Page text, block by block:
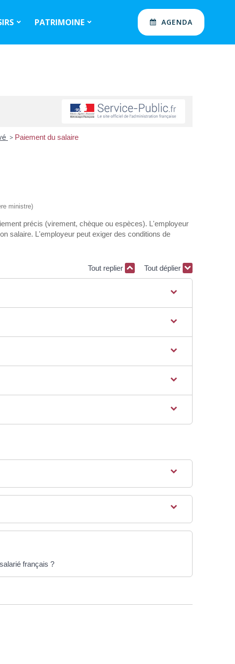
PATRIMOINE AGENDA
> Paiement du salaire
ministre)
précis (virement, chèque ou espèces). L'employeur
salaire. L'employeur peut exiger des conditions de
Tout replier Tout déplier
français ?